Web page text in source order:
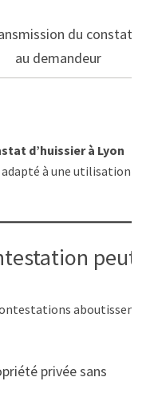
du constat
au demandeur
d’huissier à Lyon
à une utilisation
peut
aboutissent.
privée sans